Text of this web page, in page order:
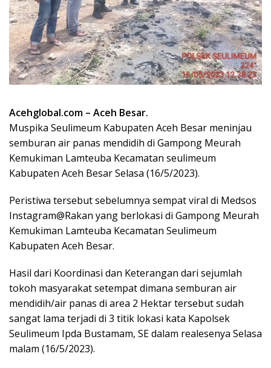
Acehglobal.com – Aceh Besar.
Muspika Seulimeum Kabupaten Aceh Besar meninjau
semburan air panas mendidih di Gampong Meurah
Kemukiman Lamteuba Kecamatan seulimeum
Kabupaten Aceh Besar Selasa (16/5/2023).
Peristiwa tersebut sebelumnya sempat viral di Medsos
Instagram@Rakan yang berlokasi di Gampong Meurah
Kemukiman Lamteuba Kecamatan Seulimeum
Kabupaten Aceh Besar.
Hasil dari Koordinasi dan Keterangan dari sejumlah
tokoh masyarakat setempat dimana semburan air
mendidih/air panas di area 2 Hektar tersebut sudah
sangat lama terjadi di 3 titik lokasi kata Kapolsek
Seulimeum Ipda Bustamam, SE dalam realesenya Selasa
malam (16/5/2023).